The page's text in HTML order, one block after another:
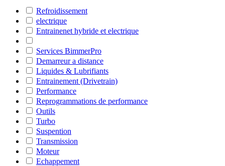
Refroidissement
electrique
Entrainenet hybride et electrique
Services BimmerPro
Demarreur a distance
Liquides & Lubrifiants
Entrainement (Drivetrain)
Performance
Reprogrammations de performance
Outils
Turbo
Suspention
Transmission
Moteur
Echappement